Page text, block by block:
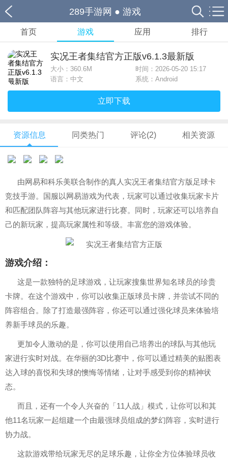
289手游网 ● 游戏
首页 游戏 应用 排行
实况王者集结官方正版v6.1.3最新版
大小： 360.6M
时间：2026-05-20 15:17
语言：中文
系统：Android
立即下载
资源信息 同类热门 评论(2) 相关资源
由网易和科乐美联合制作的真人实况王者集结官方版足球卡
竞技手游。国服以网易游戏为代表，玩家可以通过收集玩家卡片
和匹配团队阵容与其他玩家进行比赛。同时，玩家还可以培养自
己的新玩家，提高玩家属性和等级。丰富您的游戏体验。
游戏介绍：
这是一款独特的足球游戏，让玩家搜集世界知名球员的珍贵
卡牌。在这个游戏中，你可以收集正版球员卡牌，并尝试不同的
阵容组合。除了打造最强阵容，你还可以通过强化球员来体验培
养新手球员的乐趣。
更加令人激动的是，你可以使用自己培养出的球队与其他玩
家进行实时对战。在华丽的3D比赛中，你可以通过精美的贴图表
达入球的喜悦和失球的懊悔等情绪，让对手感受到你的精神状
态。
而且，还有一个令人兴奋的「11人战」模式，让你可以和其
他11名玩家一起组建一个由最强球员组成的梦幻阵容，实时进行
协力战。
这款游戏带给玩家无尽的足球乐趣，让你全方位体验球员收